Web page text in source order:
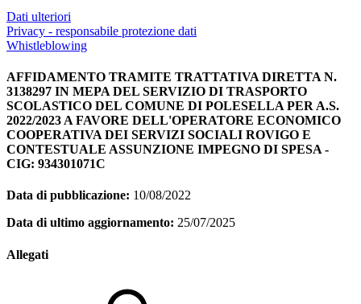
Dati ulteriori
Privacy - responsabile protezione dati
Whistleblowing
AFFIDAMENTO TRAMITE TRATTATIVA DIRETTA N.
3138297 IN MEPA DEL SERVIZIO DI TRASPORTO
SCOLASTICO DEL COMUNE DI POLESELLA PER A.S.
2022/2023 A FAVORE DELL'OPERATORE ECONOMICO
COOPERATIVA DEI SERVIZI SOCIALI ROVIGO E
CONTESTUALE ASSUNZIONE IMPEGNO DI SPESA -
CIG: 934301071C
Data di pubblicazione: 10/08/2022
Data di ultimo aggiornamento: 25/07/2025
Allegati